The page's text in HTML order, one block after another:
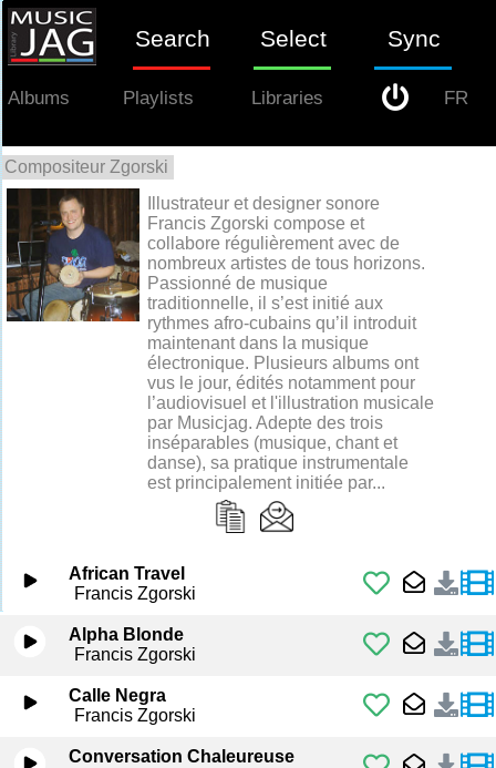
Search Select Sync
Albums Playlists Libraries FR
Compositeur Zgorski
Illustrateur et designer sonore
Francis Zgorski compose et
collabore régulièrement avec de
nombreux artistes de tous horizons.
Passionné de musique
traditionnelle, il s’est initié aux
rythmes afro-cubains qu’il introduit
maintenant dans la musique
électronique. Plusieurs albums ont
vus le jour, édités notamment pour
l’audiovisuel et l'illustration musicale
par Musicjag. Adepte des trois
inséparables (musique, chant et
danse), sa pratique instrumentale
est principalement initiée par...
African Travel
Francis Zgorski
Alpha Blonde
Francis Zgorski
Calle Negra
Francis Zgorski
Conversation Chaleureuse